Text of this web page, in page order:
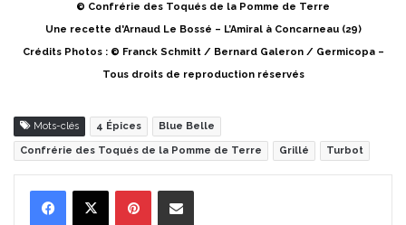
© Confrérie des Toqués de la Pomme de Terre
Une recette d'Arnaud Le Bossé – L’Amiral à Concarneau (29)
Crédits Photos : © Franck Schmitt / Bernard Galeron / Germicopa –
Tous droits de reproduction réservés
Mots-clés 4 Épices Blue Belle
Confrérie des Toqués de la Pomme de Terre Grillé Turbot